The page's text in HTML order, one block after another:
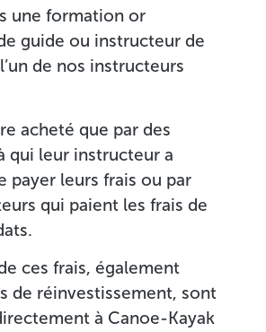
une formation or
guide ou instructeur de
de nos instructeurs
acheté que par des
qui leur instructeur a
payer leurs frais ou par
qui paient les frais de
ces frais, également
de réinvestissement, sont
à Canoe-Kayak